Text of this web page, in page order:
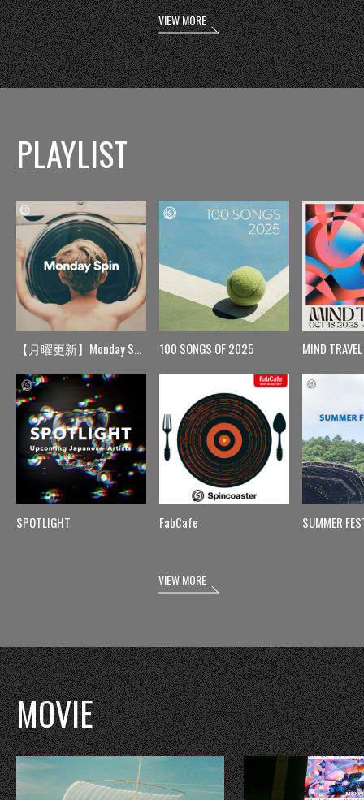
VIEW MORE
PLAYLIST
【月曜更新】Monday Spin
SPOTLIGHT
100 SONGS OF 2025
FabCafe
MIND TRAVEL
SUMMER
VIEW MORE
MOVIE